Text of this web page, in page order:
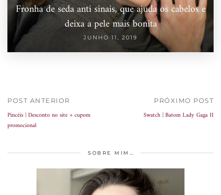
Fronha de seda anti sinais, que ajuda os cabelos e
deixa a pele mais bonita
JUNHO 11, 2019
POST ANTERIOR
Pincéis | Desconto no site + cupom
promocional
PRÓXIMO POST
Swatch | Batom Lady Gaga II
SOBRE MIM…